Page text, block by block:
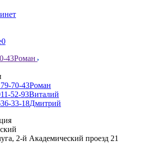
0
43Роман
70-43Роман
52-93Виталий
33-18Дмитрий
2-й Академический проезд 21